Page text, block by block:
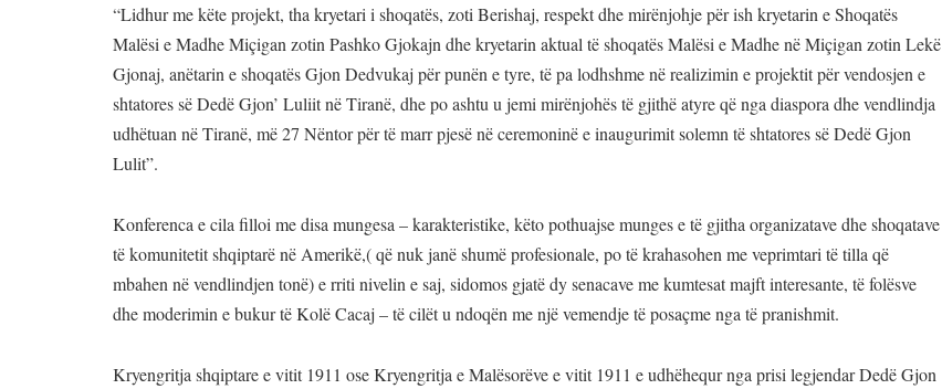
“Lidhur me këte projekt, tha kryetari i shoqatës, zoti Berishaj, respekt dhe mirënjohje për ish kryetarin e Shoqatës
Malësi e Madhe Miçigan zotin Pashko Gjokajn dhe kryetarin aktual të shoqatës Malësi e Madhe në Miçigan zotin Lekë
Gjonaj, anëtarin e shoqatës Gjon Dedvukaj për punën e tyre, të pa lodhshme në realizimin e projektit për vendosjen e
shtatores së Dedë Gjon’ Luliit në Tiranë, dhe po ashtu u jemi mirënjohës të gjithë atyre që nga diaspora dhe vendlindja
udhëtuan në Tiranë, më 27 Nëntor për të marr pjesë në ceremoninë e inaugurimit solemn të shtatores së Dedë Gjon
Lulit”.
Konferenca e cila filloi me disa mungesa – karakteristike, këto pothuajse munges e të gjitha organizatave dhe shoqatave
të komunitetit shqiptarë në Amerikë,( që nuk janë shumë profesionale, po të krahasohen me veprimtari të tilla që
mbahen në vendlindjen tonë) e rriti nivelin e saj, sidomos gjatë dy senacave me kumtesat majft interesante, të folësve
dhe moderimin e bukur të Kolë Cacaj – të cilët u ndoqën me një vemendje të posaçme nga të pranishmit.
Kryengritja shqiptare e vitit 1911 ose Kryengritja e Malësorëve e vitit 1911 e udhëhequr nga prisi legjendar Dedë Gjon